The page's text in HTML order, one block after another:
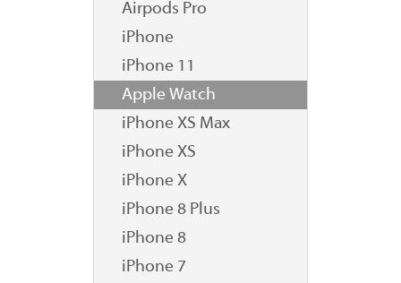
Airpods Pro
iPhone
iPhone 11
Apple Watch
iPhone XS Max
iPhone XS
iPhone X
iPhone 8 Plus
iPhone 8
iPhone 7